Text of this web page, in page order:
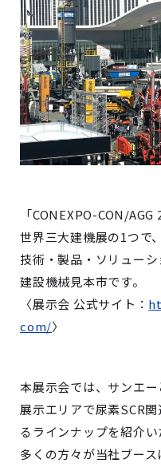
「CONEXPO-CON/
世界三大建機展の1つで
技術・製品・ソリュー
建設機械見本市です。
〈展示会 公式サイト：
com/〉
本展示会では、サンエ
展示エリアで尿素SCR
るラインナップを紹介い
多くの方々が当社ブー